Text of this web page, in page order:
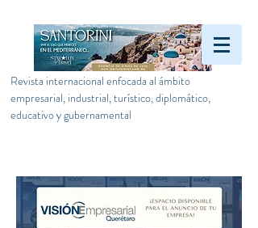
Revista internacional enfocada al ámbito
empresarial, industrial, turístico, diplomático,
educativo y gubernamental